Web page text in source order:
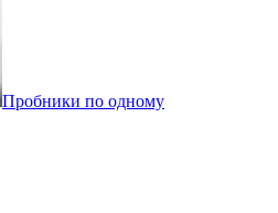
Пробники по одному